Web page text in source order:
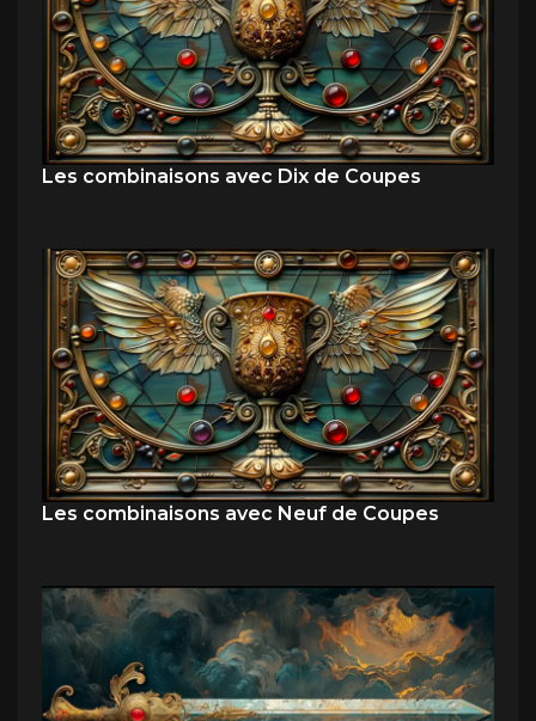
Les combinaisons avec Dix de Coupes
Les combinaisons avec Neuf de Coupes